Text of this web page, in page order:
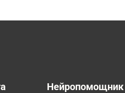
Нейропомощник